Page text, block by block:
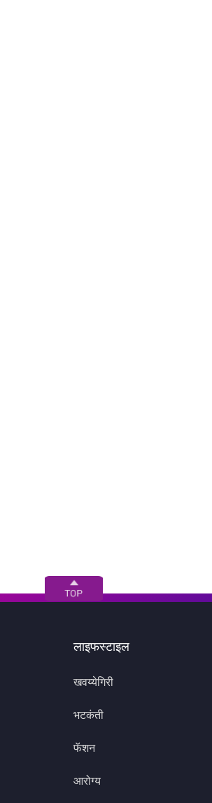
लाइफस्टाइल
खवय्येगिरी
भटकंती
फॅशन
आरोग्य